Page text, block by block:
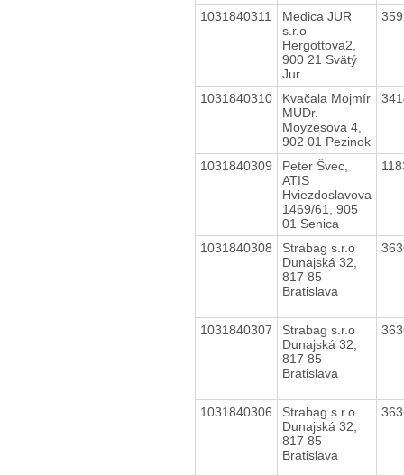
1031840311
Medica JUR
s.r.o
Hergottova2,
900 21 Svätý
Jur
1031840310
Kvačala Mojmír
MUDr.
Moyzesova 4,
902 01 Pezinok
1031840309
Peter Švec,
ATIS
Hviezdoslavova
1469/61, 905
01 Senica
1031840308
Strabag s.r.o
Dunajská 32,
817 85
Bratislava
1031840307
Strabag s.r.o
Dunajská 32,
817 85
Bratislava
1031840306
Strabag s.r.o
Dunajská 32,
817 85
Bratislava